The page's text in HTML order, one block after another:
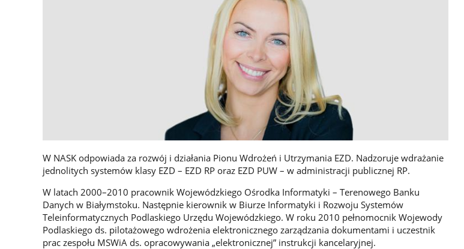
W NASK odpowiada za rozwój i działania Pionu Wdrożeń i Utrzymania EZD. Nadzoruje wdrażanie
jednolitych systemów klasy EZD – EZD RP oraz EZD PUW – w administracji publicznej RP.
W latach 2000–2010 pracownik Wojewódzkiego Ośrodka Informatyki – Terenowego Banku
Danych w Białymstoku. Następnie kierownik w Biurze Informatyki i Rozwoju Systemów
Teleinformatycznych Podlaskiego Urzędu Wojewódzkiego. W roku 2010 pełnomocnik Wojewody
Podlaskiego ds. pilotażowego wdrożenia elektronicznego zarządzania dokumentami i uczestnik
prac zespołu MSWiA ds. opracowywania „elektronicznej” instrukcji kancelaryjnej.